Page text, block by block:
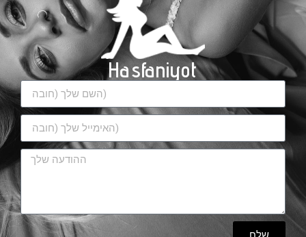
Hasfaniyot